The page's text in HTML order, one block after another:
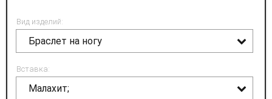
Вид изделий:
Браслет на ногу
Вставка:
Малахит;